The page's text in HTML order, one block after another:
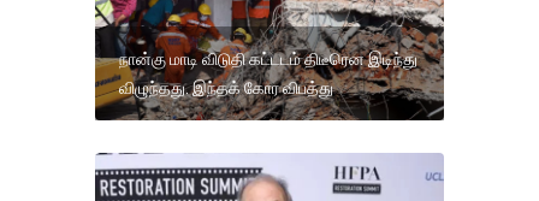
நான்கு மாடி விடுதி கட்டடம் திடீரென இடிந்து
விழுந்தது. இந்தக் கோர விபத்து